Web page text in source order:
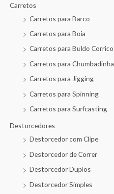
Carretos
Carretos para Barco
Carretos para Boia
Carretos para Buldo Corrico
Carretos para Chumbadinha
Carretos para Jigging
Carretos para Spinning
Carretos para Surfcasting
Destorcedores
Destorcedor com Clipe
Destorcedor de Correr
Destorcedor Duplos
Destorcedor Simples